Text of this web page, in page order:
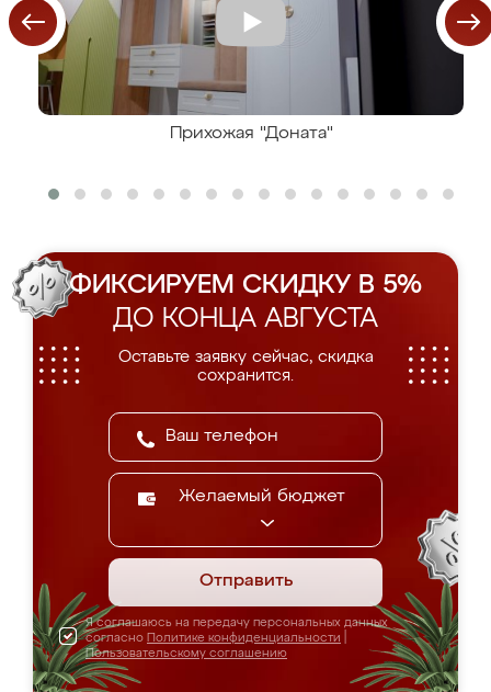
Прихожая "Доната"
ФИКСИРУЕМ СКИДКУ В 5%
ДО КОНЦА АВГУСТА
Оставьте заявку сейчас, скидка
сохранится.
Желаемый бюджет
Отправить
Я соглашаюсь на передачу персональных данных
согласно Политике конфиденциальности
Пользовательскому соглашению